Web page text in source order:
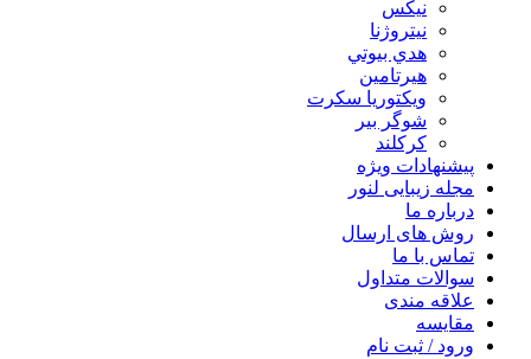
نيكس
نیتروژنا
هدي بيوتي
هیرتامین
ویکتوریا سکرت
شوگر بير
کرکلند
پیشنهادات ویژه
مجله زیبایی لنور
درباره ما
روش های ارسال
تماس با ما
سوالات متداول
علاقه مندی
مقایسه
ورود / ثبت نام